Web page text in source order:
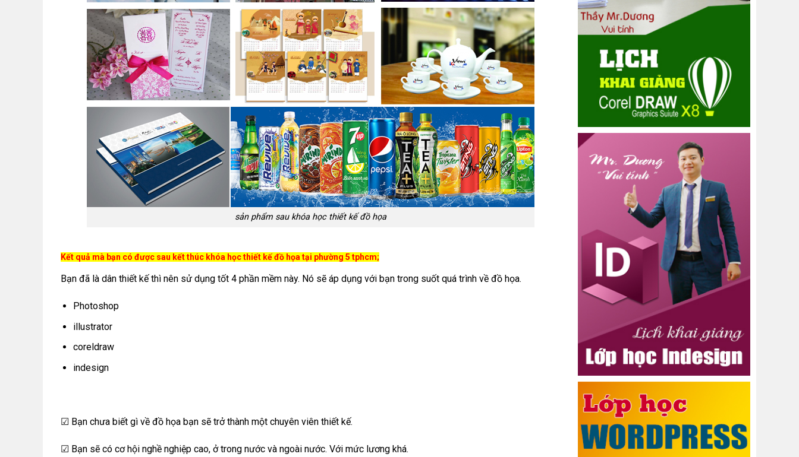
sản phẩm sau khóa học thiết kế đồ họa
Kết quả mà bạn có được sau kết thúc khóa học thiết kế đồ họa tại phường 5 tphcm;
Bạn đã là dân thiết kế thì nên sử dụng tốt 4 phần mềm này. Nó sẽ áp dụng với bạn trong suốt quá trình về đồ họa.
Photoshop
illustrator
coreldraw
indesign
☑ Bạn chưa biết gì về đồ họa bạn sẽ trở thành một chuyên viên thiết kế.
☑ Bạn sẽ có cơ hội nghề nghiệp cao, ở trong nước và ngoài nước. Với mức lương khá.